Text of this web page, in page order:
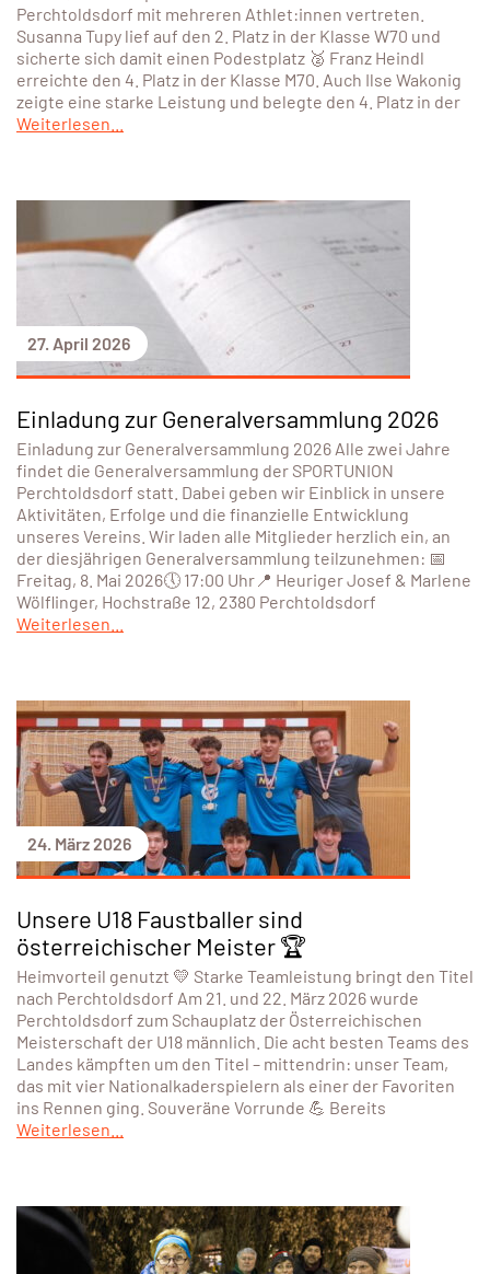
Perchtoldsdorf mit mehreren Athlet:innen vertreten.
Susanna Tupy lief auf den 2. Platz in der Klasse W70 und
sicherte sich damit einen Podestplatz 🥈 Franz Heindl
erreichte den 4. Platz in der Klasse M70. Auch Ilse Wakonig
zeigte eine starke Leistung und belegte den 4. Platz in der
Weiterlesen...
27. April 2026
Einladung zur Generalversammlung 2026
Einladung zur Generalversammlung 2026 Alle zwei Jahre
findet die Generalversammlung der SPORTUNION
Perchtoldsdorf statt. Dabei geben wir Einblick in unsere
Aktivitäten, Erfolge und die finanzielle Entwicklung
unseres Vereins. Wir laden alle Mitglieder herzlich ein, an
der diesjährigen Generalversammlung teilzunehmen: 📅
Freitag, 8. Mai 2026🕔 17:00 Uhr📍 Heuriger Josef & Marlene
Wölflinger, Hochstraße 12, 2380 Perchtoldsdorf
Weiterlesen...
24. März 2026
Unsere U18 Faustballer sind
österreichischer Meister 🏆
Heimvorteil genutzt 💛 Starke Teamleistung bringt den Titel
nach Perchtoldsdorf Am 21. und 22. März 2026 wurde
Perchtoldsdorf zum Schauplatz der Österreichischen
Meisterschaft der U18 männlich. Die acht besten Teams des
Landes kämpften um den Titel – mittendrin: unser Team,
das mit vier Nationalkaderspielern als einer der Favoriten
ins Rennen ging. Souveräne Vorrunde 💪 Bereits
Weiterlesen...